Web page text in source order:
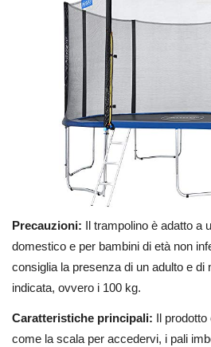
Precauzioni: Il trampolino è adatto a
domestico e per bambini di età non
consiglia la presenza di un adulto e di
indicata, ovvero i 100 kg.
Caratteristiche principali: Il
come la scala per accedervi, i pali